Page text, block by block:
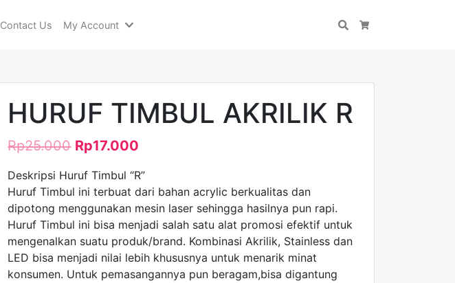
Contact Us My Account Search
HURUF TIMBUL AKRILIK R
Rp25.000 Rp17.000
Deskripsi Huruf Timbul “R”
Huruf Timbul ini terbuat dari bahan acrylic berkualitas dan
dipotong menggunakan mesin laser sehingga hasilnya pun rapi.
Huruf Timbul ini bisa menjadi salah satu alat promosi efektif untuk
mengenalkan suatu produk/brand. Kombinasi Akrilik, Stainless dan
LED bisa menjadi nilai lebih khususnya untuk menarik minat
konsumen. Untuk pemasangannya pun beragam,bisa digantung